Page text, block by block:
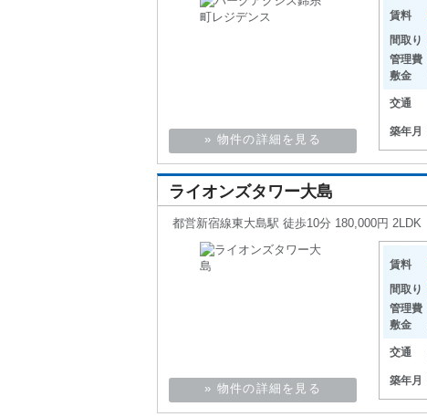
» 物件の詳細を見る
賃料
間取り
管理費
敷金
交通
築年月
ライオンズタワー大島
都営新宿線東大島駅 徒歩10分 180,000円 2LDK
» 物件の詳細を見る
賃料
間取り
管理費
敷金
交通
築年月